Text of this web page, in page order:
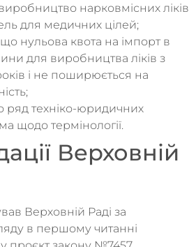
нарковмісних ліків
для медичних цілей;
нульова квота на імпорт в
для виробництва ліків з
і не поширюється на
ряд техніко-юридичних
щодо термінології.
Верховній
Верховній Раді за
в першому читанні